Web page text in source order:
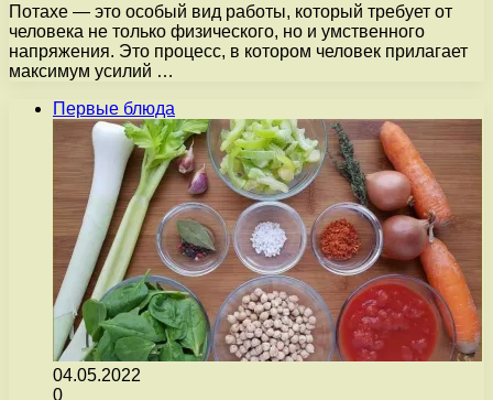
Потахе — это особый вид работы, который требует от
человека не только физического, но и умственного
напряжения. Это процесс, в котором человек прилагает
максимум усилий …
Первые блюда
04.05.2022
0